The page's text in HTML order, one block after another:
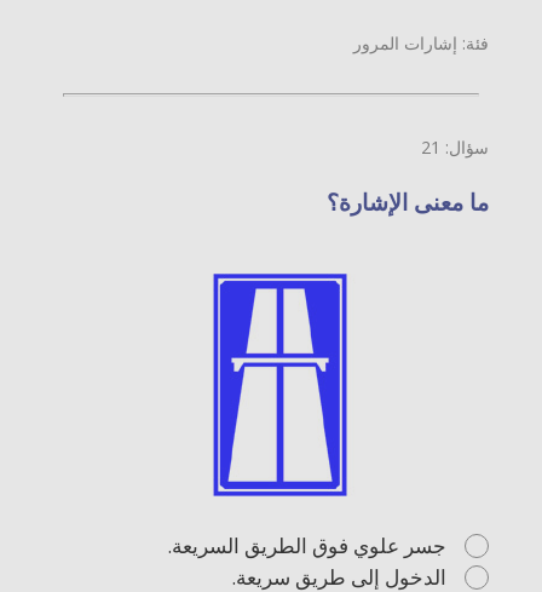
فئة: إشارات المرور
سؤال: 21
ما معنى الإشارة؟
جسر علوي فوق الطريق السريعة.
الدخول إلى طريق سريعة.